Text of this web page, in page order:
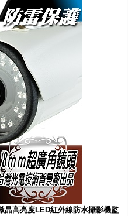
晶高亮度LED紅外線防水攝影機監